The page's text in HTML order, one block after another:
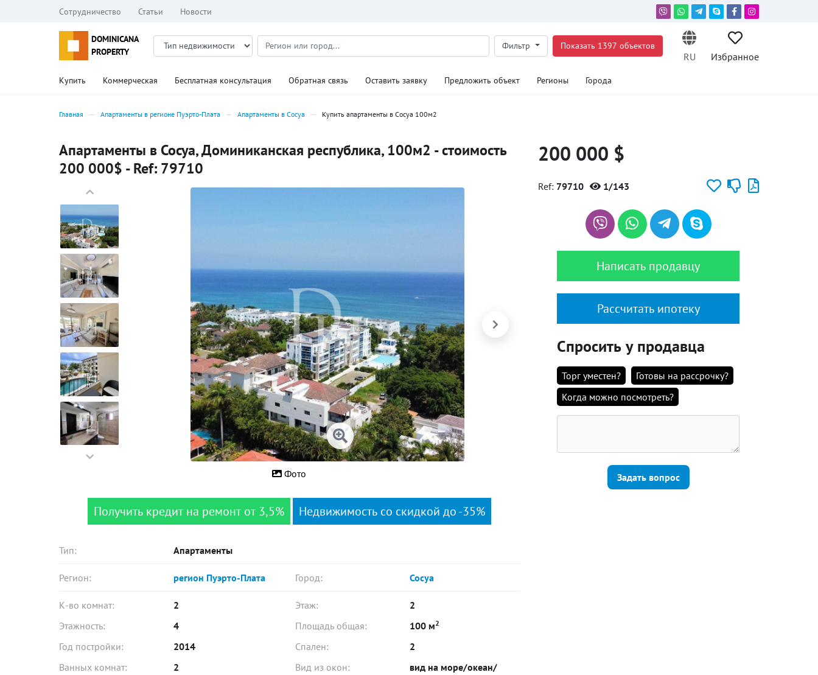
Сотрудничество Статьи Новости
DOMINICANA
PROPERTY
Фильтр Показать 1397 объектов
RU Избранное
Купить Коммерческая Бесплатная консультация Обратная связь Оставить заявку Предложить объект Регионы Города
Главная Апартаменты в регионе Пуэрто-Плата Апартаменты в Сосуа Купить апартаменты в Сосуа 100м2
Апартаменты в Сосуа, Доминиканская республика, 100м2 - стоимость
200 000$ - Ref: 79710
Фото
Получить кредит на ремонт от 3,5% Недвижимость со скидкой до -35%
Тип: Апартаменты
Регион: регион Пуэрто-Плата Город: Сосуа
К-во комнат: 2 Этаж:
2
Этажность:
4 Площадь общая: 100 м2
Год постройки: 2014 Спален:
2
Ванных комнат:
2 Вид из окон:
вид на море/океан/
200 000 $
Ref: 79710 1/143
Написать продавцу
Рассчитать ипотеку
Спросить у продавца
Торг уместен?
Готовы на рассрочку?
Когда можно посмотреть?
Задать вопрос